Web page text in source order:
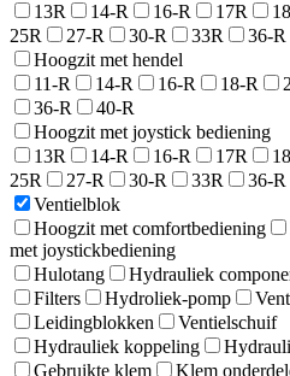
13R
14-R 16-R 17R
25R
27-R 30-R 33R 36-R
Hoogzit met hendel
11-R
14-R 16-R 18-R
36-R
40-R
Hoogzit met joystick bediening
13R
14-R 16-R 17R
25R
27-R 30-R 33R 36-R
Ventielblok
Hoogzit met comfortbediening
met joystickbediening
Hulotang
Hydrauliek
Filters
Hydroliek-pomp
Leidingblokken
Ventielschuif
Hydrauliek koppeling
Gebruikte klem
Klem